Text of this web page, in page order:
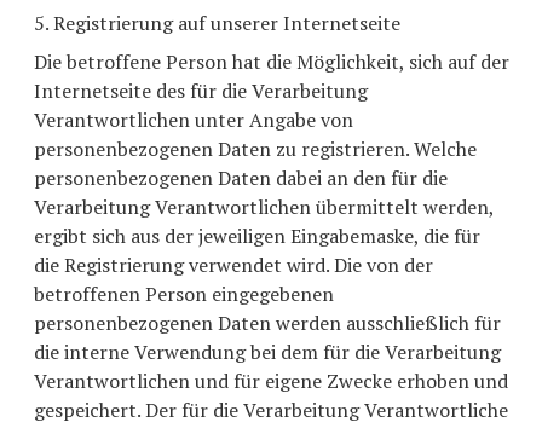
5. Registrierung auf unserer Internetseite
Die betroffene Person hat die Möglichkeit, sich auf der
Internetseite des für die Verarbeitung
Verantwortlichen unter Angabe von
personenbezogenen Daten zu registrieren. Welche
personenbezogenen Daten dabei an den für die
Verarbeitung Verantwortlichen übermittelt werden,
ergibt sich aus der jeweiligen Eingabemaske, die für
die Registrierung verwendet wird. Die von der
betroffenen Person eingegebenen
personenbezogenen Daten werden ausschließlich für
die interne Verwendung bei dem für die Verarbeitung
Verantwortlichen und für eigene Zwecke erhoben und
gespeichert. Der für die Verarbeitung Verantwortliche